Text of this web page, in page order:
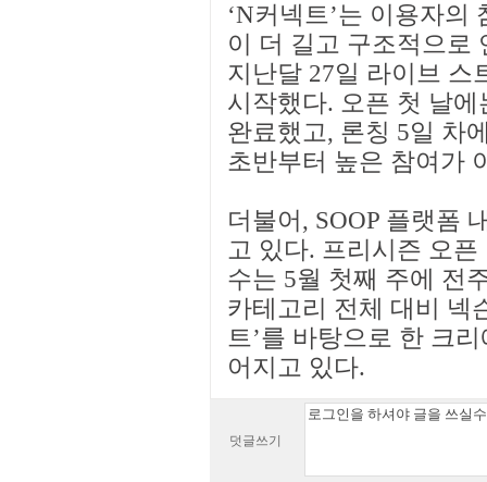
‘N커넥트’는 이용자의
이 더 길고 구조적으로
지난달 27일 라이브 스
시작했다. 오픈 첫 날
완료했고, 론칭 5일 차
초반부터 높은 참여가
더불어, SOOP 플랫폼
고 있다. 프리시즌 오
수는 5월 첫째 주에 전
카테고리 전체 대비 넥
트’를 바탕으로 한 크
어지고 있다.
덧글쓰기